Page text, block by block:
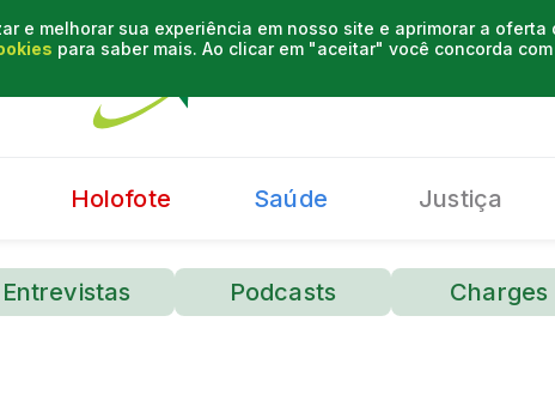
e melhorar sua experiência em nosso site e aprimorar a oferta
para saber mais. Ao clicar em "aceitar" você concorda
Holofote Saúde Justiça
Entrevistas Podcasts Charges